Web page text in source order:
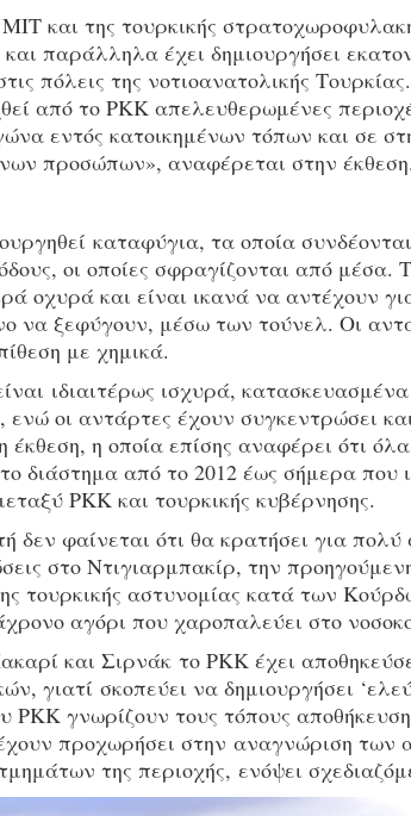
και της τουρκικής
παράλληλα έχει δημιουργήσει
πόλεις της νοτιοανατολικής
από το ΡΚΚ απελευθερωμένες
εντός κατοικημένων τόπων και σε
προσώπων», αναφέρεται στην έκθεση.
καταφύγια, τα οποία
οι οποίες σφραγίζονται από
οχυρά και είναι ικανά να αντέχουν
να ξεφύγουν, μέσω των τούνελ. Οι
με χημικά.
ιδιαιτέρως ισχυρά,
οι αντάρτες έχουν συγκεντρώσει
έκθεση, η οποία επίσης αναφέρει ότι
διάστημα από το 2012 έως σήμερα που
ΡΚΚ και τουρκικής κυβέρνησης.
φαίνεται ότι θα κρατήσει για πολύ
στο Ντιγιαρμπακίρ, την
τουρκικής αστυνομίας κατά των
αγόρι που χαροπαλεύει στο
και Σιρνάκ το ΡΚΚ έχει
γιατί σκοπεύει να δημιουργήσει
ΡΚΚ γνωρίζουν τους τόπους
προχωρήσει στην αναγνώριση των
της περιοχής, ενόψει